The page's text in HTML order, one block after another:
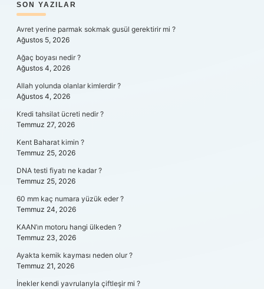
SIDEBAR
SON YAZILAR
Avret yerine parmak sokmak gusül gerektirir mi ?
Ağustos 5, 2026
Ağaç boyası nedir ?
Ağustos 4, 2026
Allah yolunda olanlar kimlerdir ?
Ağustos 4, 2026
Kredi tahsilat ücreti nedir ?
Temmuz 27, 2026
Kent Baharat kimin ?
Temmuz 25, 2026
DNA testi fiyatı ne kadar ?
Temmuz 25, 2026
60 mm kaç numara yüzük eder ?
Temmuz 24, 2026
KAAN’ın motoru hangi ülkeden ?
Temmuz 23, 2026
Ayakta kemik kayması neden olur ?
Temmuz 21, 2026
İnekler kendi yavrularıyla çiftleşir mi ?